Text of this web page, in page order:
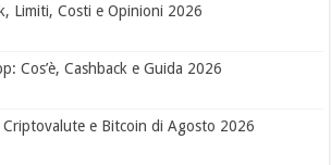
Limiti, Costi e Opinioni 2026
Cos’è, Cashback e Guida 2026
e Bitcoin di Agosto 2026